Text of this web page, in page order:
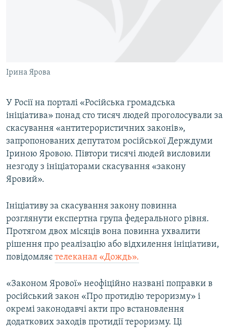
РУС
УКР
КТАТ
ДОЛУЧАЙСЯ!
Усі сайти RFE/RL
Ірина Ярова
У Росії на порталі «Російська громадська
ініціатива» понад сто тисяч людей проголосували за
скасування «антитерористичних законів»,
запропонованих депутатом російської Держдуми
Іриною Яровою. Півтори тисячі людей висловили
незгоду з ініціаторами скасування «закону
Яровий».
Ініціативу за скасування закону повинна
розглянути експертна група федерального рівня.
Протягом двох місяців вона повинна ухвалити
рішення про реалізацію або відхилення ініціативи,
повідомляє телеканал «Дождь».
«Законом Ярової» неофіційно названі поправки в
російський закон «Про протидію тероризму» і
окремі законодавчі акти про встановлення
додаткових заходів протидії тероризму. Ці